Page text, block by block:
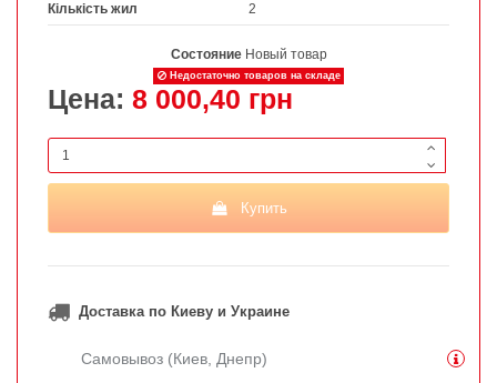
Кількість жил 2
Состояние Новый товар
Недостаточно товаров на складе
Цена: 8 000,40 грн
Купить
Доставка по Киеву и Украине
Самовывоз (Киев, Днепр)